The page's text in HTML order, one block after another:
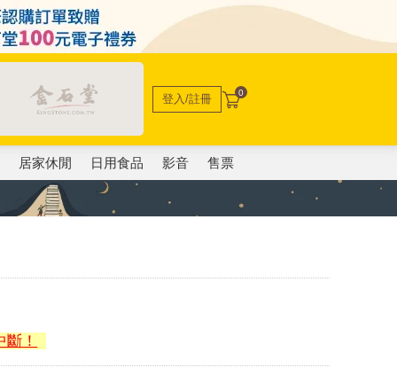
登入/註冊 0
居家休閒 日用食品 影音 售票
！